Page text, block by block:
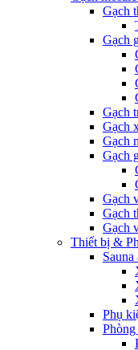
Gạch
Gạch
Gạch
Gạch
Gạch
Gạch
Gạch
Gạch
Gạch
Thiết bị &
Phụ